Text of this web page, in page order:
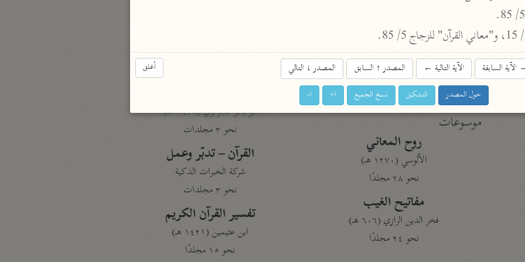
التسهيل لعلوم التنزيل
ابن جُزَيّ (٧٤١ هـ)
نحو ٣ مجلدات
موسوعات
روح المعاني
الآلوسي (١٢٧٠ هـ)
نحو ٢٨ مجلدًا
مفاتيح الغيب
فخر الدين الرازي (٦٠٦ هـ)
نحو ٢٤ مجلدًا
السعدي (١٣٧٦ هـ)
أبو بكر الجزائري (١٤٣٩ هـ)
نحو ٣ مجلدات
القرآن – تدبّر وعمل
شركة الخبرات الذكية
نحو ٣ مجلدات
تفسير القرآن الكريم
ابن عثيمين (١٤٢١ هـ)
نحو ١٥ مجلدًا
أغلق الآية السابقة الآية التالية ← المصدر↑السابق المصدر↓التالي
حول المصدر التشكيل نسخ الجميع ا+ ا-